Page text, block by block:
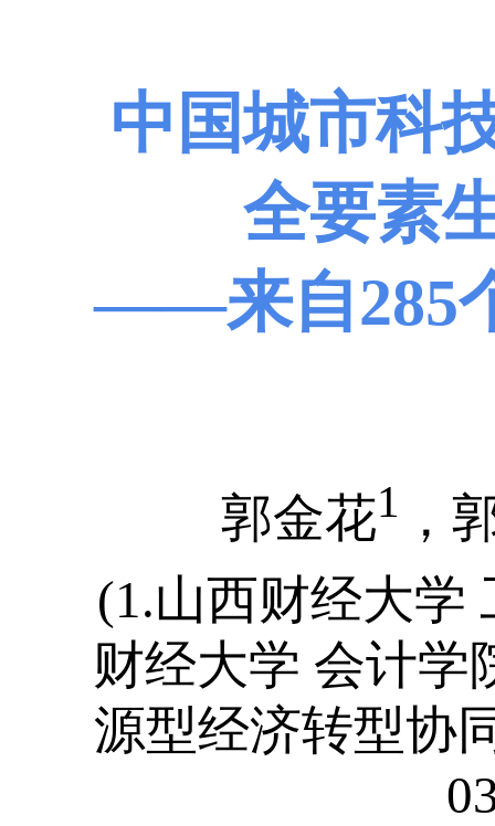
中国城市科
全要素
——来自285
郭金花1 ，
(1.山西财经大学
财经大学 会计学
源型经济转型协